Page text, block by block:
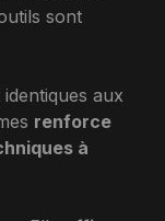
sont
aux
renforce
à